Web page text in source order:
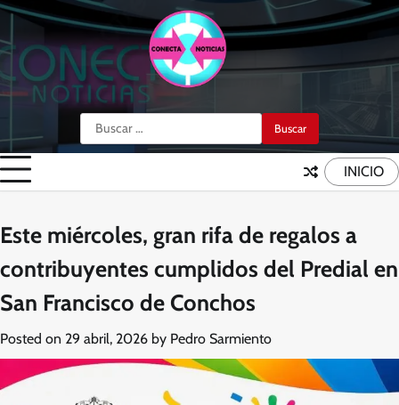
Skip
content
Buscar:
INICIO
Este miércoles, gran rifa de regalos a
contribuyentes cumplidos del Predial en
San Francisco de Conchos
Posted on 29 abril, 2026 by Pedro Sarmiento